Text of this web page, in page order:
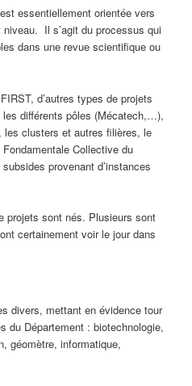
essentiellement orientée vers
Il s’agit du processus qui
dans une revue scientifique ou
d’autres types de projets
différents pôles (Mécatech,…),
les clusters et autres filières, le
Collective du
provenant d’instances
projets sont nés. Plusieurs sont
certainement voir le jour dans
divers, mettant en évidence tour
du Département : biotechnologie,
géomètre, informatique,